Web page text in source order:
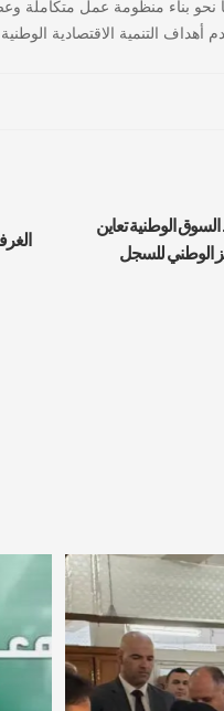
أهداف التنمية الاقتصادية الوطنية
الوطنية تعاين
الوطني للسجل